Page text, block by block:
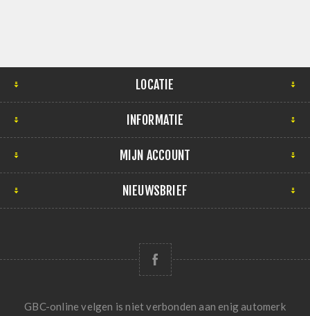
LOCATIE
INFORMATIE
MIJN ACCOUNT
NIEUWSBRIEF
GBC-online velgen is niet verbonden aan enig automerk